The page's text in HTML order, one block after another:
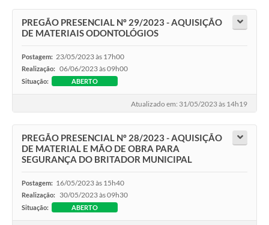
PREGÃO PRESENCIAL Nº 29/2023 - AQUISIÇÃO
DE MATERIAIS ODONTOLÓGIOS
Postagem: 23/05/2023 às 17h00
Realização: 06/06/2023 às 09h00
Situação: ABERTO
Atualizado em: 31/05/2023 às 14h19
PREGÃO PRESENCIAL Nº 28/2023 - AQUISIÇÃO
DE MATERIAL E MÃO DE OBRA PARA
SEGURANÇA DO BRITADOR MUNICIPAL
Postagem: 16/05/2023 às 15h40
Realização: 30/05/2023 às 09h30
Situação: ABERTO